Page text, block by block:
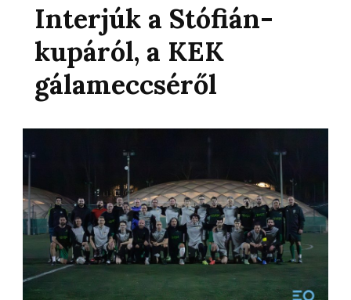
Interjúk a Stófián-
kupáról, a KEK
gálameccséről